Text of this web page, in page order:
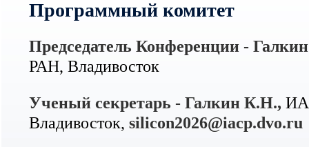
Программный комитет
Председатель Конференции -
РАН, Владивосток
Ученый секретарь - Галкин К.Н.,
Владивосток, silicon2026@iacp.dvo.ru